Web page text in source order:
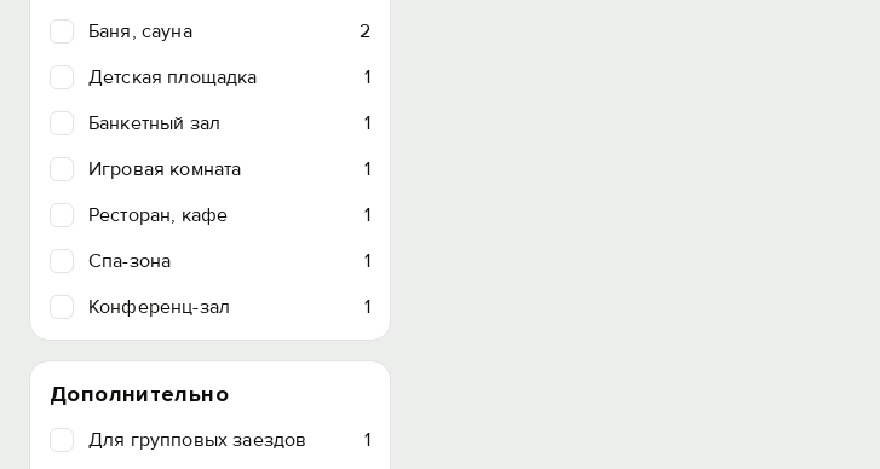
Баня, сауна
2
Детская площадка
1
Банкетный зал
1
Игровая комната
1
Ресторан, кафе
1
Спа-зона
1
Конференц-зал
1
Дополнительно
Для групповых заездов
1